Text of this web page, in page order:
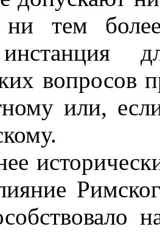
ни тем
вопросов
или, если